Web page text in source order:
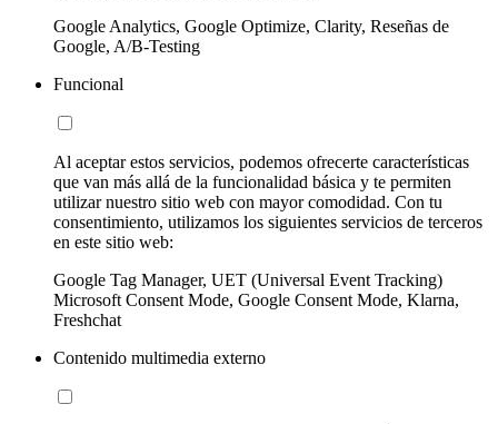
Google Analytics, Google Optimize, Clarity, Reseñas de
Google, A/B-Testing
Funcional
Al aceptar estos servicios, podemos ofrecerte características
que van más allá de la funcionalidad básica y te permiten
utilizar nuestro sitio web con mayor comodidad. Con tu
consentimiento, utilizamos los siguientes servicios de terceros
en este sitio web:
Google Tag Manager, UET (Universal Event Tracking)
Microsoft Consent Mode, Google Consent Mode, Klarna,
Freshchat
Contenido multimedia externo